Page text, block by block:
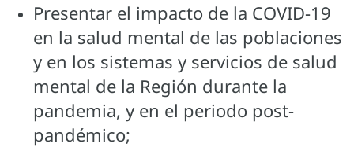
Presentar el impacto de la COVID-19
en la salud mental de las poblaciones
y en los sistemas y servicios de salud
mental de la Región durante la
pandemia, y en el periodo post-
pandémico;